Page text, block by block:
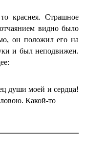
краснея. Страшное
видно было
он положил его на
и был неподвижен.
души моей и сердца!
Какой-то